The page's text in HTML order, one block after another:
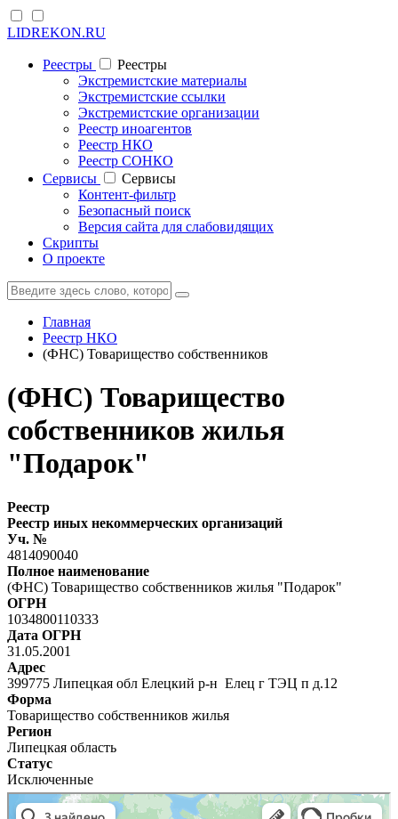
LIDREKON.RU
Реестры
Реестры
Экстремистские материалы
Экстремистские ссылки
Экстремистские организации
Реестр иноагентов
Реестр НКО
Реестр СОНКО
Cервисы
Cервисы
Контент-фильтр
Безопасный поиск
Версия сайта для слабовидящих
Скрипты
О проекте
Главная
Реестр НКО
(ФНС) Товарищество собственников
(ФНС) Товарищество
собственников жилья
"Подарок"
Реестр
Реестр иных некоммерческих организаций
Уч. №
4814090040
Полное наименование
(ФНС) Товарищество собственников жилья "Подарок"
ОГРН
1034800110333
Дата ОГРН
31.05.2001
Адрес
399775 Липецкая обл Елецкий р-н Елец г ТЭЦ п д.12
Форма
Товарищество собственников жилья
Регион
Липецкая область
Статус
Исключенные